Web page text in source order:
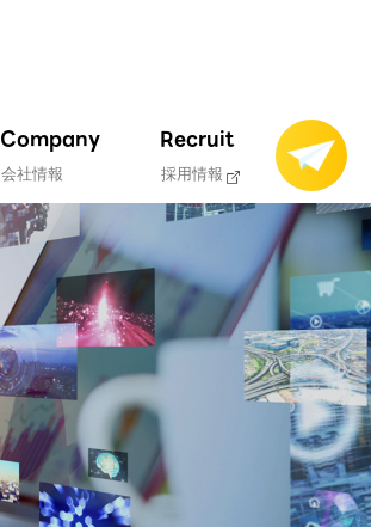
Company
会社情報
Recruit
採用情報